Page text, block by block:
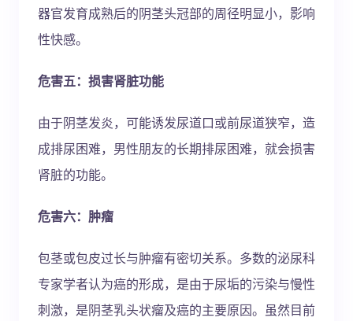
器官发育成熟后的阴茎头冠部的周径明显小，影响
性快感。
危害五：损害肾脏功能
由于阴茎发炎，可能诱发尿道口或前尿道狭窄，造
成排尿困难，男性朋友的长期排尿困难，就会损害
肾脏的功能。
危害六：肿瘤
包茎或包皮过长与肿瘤有密切关系。多数的泌尿科
专家学者认为癌的形成，是由于尿垢的污染与慢性
刺激，是阴茎乳头状瘤及癌的主要原因。虽然目前